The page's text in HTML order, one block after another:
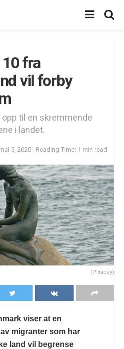
fra
vil forby
til en skremmende
i landet.
mai 5, 2020 Reading Time: 1 min read
(Pixabay)
viser at en
migranter som har
land vil begrense